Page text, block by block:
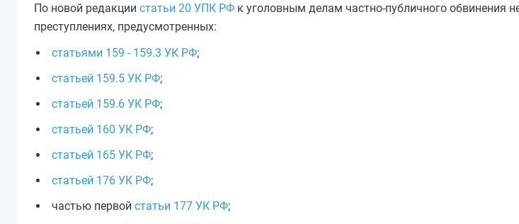
По новой редакции статьи 20 УПК РФ к уголовным делам частно-публичного обвинения
преступлениях, предусмотренных:
статьями 159 - 159.3 УК РФ;
статьей 159.5 УК РФ;
статьей 159.6 УК РФ;
статьей 160 УК РФ;
статьей 165 УК РФ;
статьей 176 УК РФ;
частью первой статьи 177 УК РФ;